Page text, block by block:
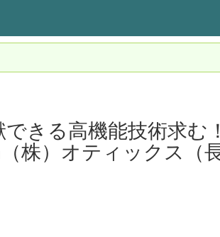
きる高機能技術求む
株）オティックス（